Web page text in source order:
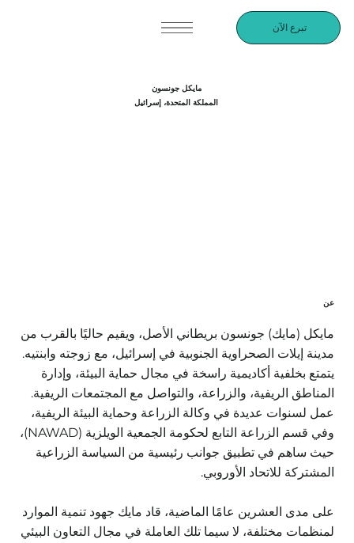
تبرع الآن
مايكل جونسون
المملكة المتحدة، إسرائيل
عن
مايكل (مايك) جونسون بريطاني الأصل، ويقيم حاليًا بالقرب من
مدينة إيلات الصحراوية الجنوبية في إسرائيل، مع زوجته وابنتيه.
يتمتع بخلفية أكاديمية راسخة في مجال حماية البيئة، وإدارة
المناطق الريفية، والزراعة، والتواصل مع المجتمعات الريفية.
عمل لسنوات عديدة في وكالة الزراعة وحماية البيئة الريفية،
وفي قسم الزراعة التابع لحكومة الجمعية الويلزية (NAWAD)،
حيث ساهم في تطبيق جوانب رئيسية من السياسة الزراعية
المشتركة للاتحاد الأوروبي.
على مدى العشرين عامًا الماضية، قاد مايك جهود تنمية الموارد
لمنظمات مختلفة، لا سيما تلك العاملة في مجال التعاون البيئي